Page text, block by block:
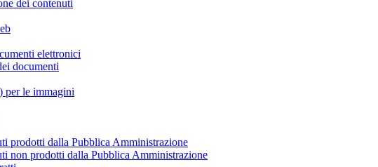
dei contenuti
elettronici
documenti
per le immagini
prodotti dalla Pubblica Amministrazione
non prodotti dalla Pubblica Amministrazione